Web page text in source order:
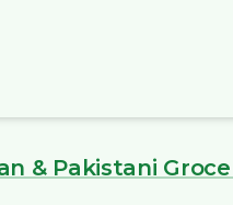
& Pakistani